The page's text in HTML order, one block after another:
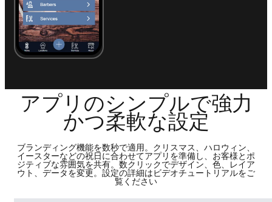
アプリのシンプルで強力
かつ柔軟な設定
ブランディング機能を数秒で適用。クリスマス、ハロウィン、
イースターなどの祝日に合わせてアプリを準備し、お客様とポ
ジティブな雰囲気を共有。数クリックでデザイン、色、レイア
ウト、データを変更。設定の詳細はビデオチュートリアルをご
覧ください